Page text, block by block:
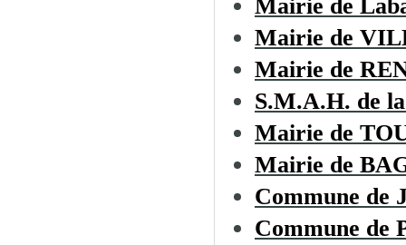
Mairie de
Mairie de
Mairie de
S.M.A.H. de
Mairie de
Mairie de
Commune de
Commune de